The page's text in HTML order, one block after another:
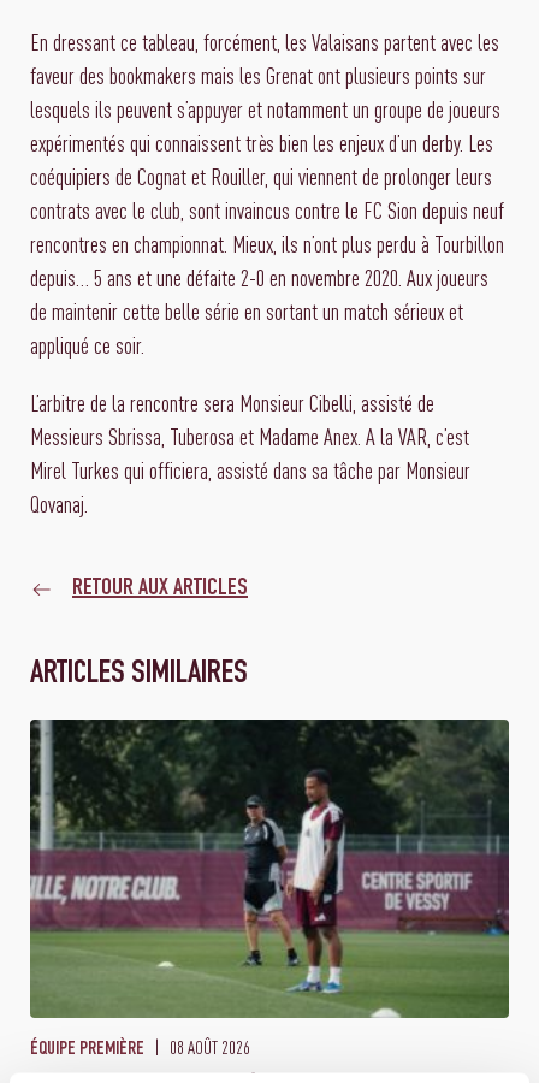
En dressant ce tableau, forcément, les Valaisans partent avec les
faveur des bookmakers mais les Grenat ont plusieurs points sur
lesquels ils peuvent s’appuyer et notamment un groupe de joueurs
expérimentés qui connaissent très bien les enjeux d’un derby. Les
coéquipiers de Cognat et Rouiller, qui viennent de prolonger leurs
contrats avec le club, sont invaincus contre le FC Sion depuis neuf
rencontres en championnat. Mieux, ils n’ont plus perdu à Tourbillon
depuis… 5 ans et une défaite 2-0 en novembre 2020. Aux joueurs
de maintenir cette belle série en sortant un match sérieux et
appliqué ce soir.
L’arbitre de la rencontre sera Monsieur Cibelli, assisté de
Messieurs Sbrissa, Tuberosa et Madame Anex. A la VAR, c’est
Mirel Turkes qui officiera, assisté dans sa tâche par Monsieur
Qovanaj.
RETOUR AUX ARTICLES
ARTICLES SIMILAIRES
ÉQUIPE PREMIÈRE 08 AOÛT 2026